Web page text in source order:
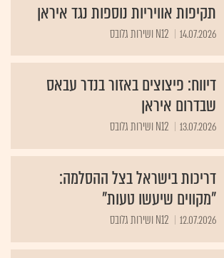
תקיפות אוויריות נוספות נגד איראן
14.07.2026 N12 ושירות גלובס
דיווח: פיצוצים באזור בנדר עבאס
שבדרום איראן
13.07.2026 N12 ושירות גלובס
דריכות בישראל בצל ההסלמה:
"מקווים שיעשו טעות"
12.07.2026 N12 ושירות גלובס